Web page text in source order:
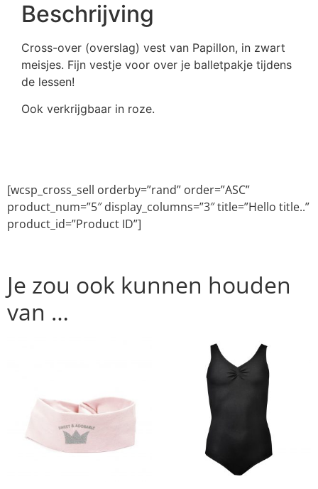
Beschrijving
Cross-over (overslag) vest van Papillon, in zwart
meisjes. Fijn vestje voor over je balletpakje tijdens
de lessen!
Ook verkrijgbaar in roze.
[wcsp_cross_sell orderby=”rand” order=”ASC”
product_num=”5″ display_columns=”3″ title=”Hello title..”
product_id=”Product ID”]
Je zou ook kunnen houden
van …